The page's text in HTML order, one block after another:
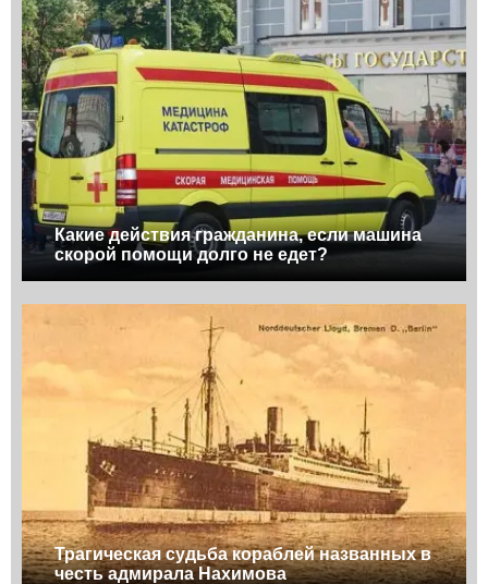
Какие действия гражданина, если машина
скорой помощи долго не едет?
Трагическая судьба кораблей названных в
честь адмирала Нахимова